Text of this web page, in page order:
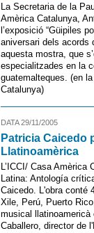
La Secretaria de la
Amèrica Catalunya,
l’exposició “Güipiles
aniversari dels acords
aquesta mostra, que
especialitzades en la
guatemalteques. (en
Catalunya)
DATA 29/11/2005
Patricia Caicedo
Llatinoamèrica
L’ICCI/ Casa
Latina: Antología
Caicedo. L'obra conté
Xile, Perú, Puerto
musical
Caballero, director de